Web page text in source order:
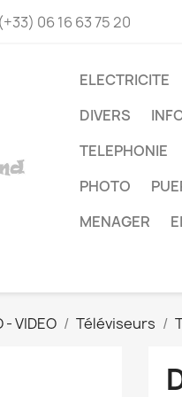
(+33) 06 16 63 75 20
ELECTRICITE
DIVERS
TELEPHONIE
PHOTO
MENAGER
- VIDEO Téléviseurs